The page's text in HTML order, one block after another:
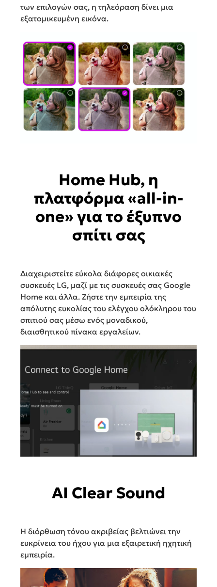
των επιλογών σας, η τηλεόραση δίνει μια
εξατομικευμένη εικόνα.
Home Hub, η
πλατφόρμα «all-in-
one» για το έξυπνο
σπίτι σας
Διαχειριστείτε εύκολα διάφορες οικιακές
συσκευές LG, μαζί με τις συσκευές σας Google
Home και άλλα. Ζήστε την εμπειρία της
απόλυτης ευκολίας του ελέγχου ολόκληρου του
σπιτιού σας μέσω ενός μοναδικού,
διαισθητικού πίνακα εργαλείων.
AI Clear Sound
Η διόρθωση τόνου ακριβείας βελτιώνει την
ευκρίνεια του ήχου για μια εξαιρετική ηχητική
εμπειρία.